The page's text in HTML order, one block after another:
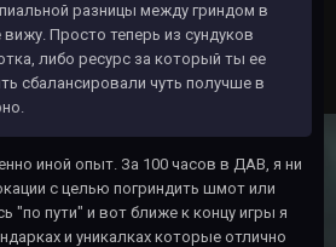
разницы между гриндом в
Просто теперь из сундуков
либо ресурс за который ты ее
сбалансировали чуть получше в
иной опыт. За 100 часов в ДАВ, я ни
с целью погриндить шмот или
"по пути" и вот ближе к концу игры я
и уникалках которые отлично